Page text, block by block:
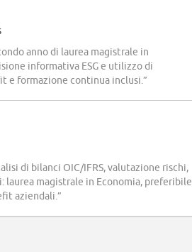
anno di laurea magistrale in
informativa ESG e utilizzo di
e formazione continua inclusi.”
di bilanci OIC/IFRS, valutazione rischi,
magistrale in Economia, preferibile
aziendali.”